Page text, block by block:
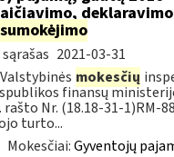
deklaravimo
sumokėjimo
2021-03-31
mokesčių
finansų
rašto Nr. (18.18-31-1)RM-
turto...
Mokesčiai:Gyventojų